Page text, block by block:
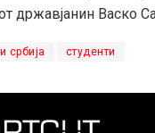
државјанин Васко
србија студенти